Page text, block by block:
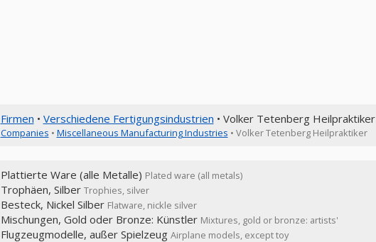
Firmen • Verschiedene Fertigungsindustrien • Volker Tetenberg Heilpraktiker
Companies • Miscellaneous Manufacturing Industries • Volker Tetenberg Heilpraktiker
Plattierte Ware (alle Metalle) Plated ware (all metals)
Trophäen, Silber Trophies, silver
Besteck, Nickel Silber Flatware, nickle silver
Mischungen, Gold oder Bronze: Künstler Mixtures, gold or bronze: artists'
Flugzeugmodelle, außer Spielzeug Airplane models, except toy